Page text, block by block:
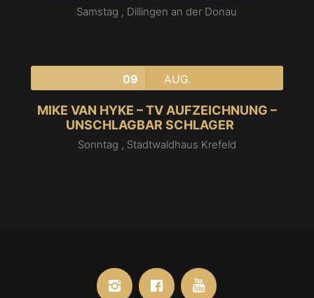
Samstag , Dillingen an der Donau
09 AUG.
MIKE VAN HYKE – TV AUFZEICHNUNG –
UNSCHLAGBAR SCHLAGER
Sonntag , Stadtwaldhaus Krefeld